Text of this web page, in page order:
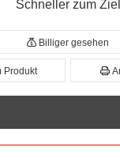
Schneller zum Ziel
Billiger gesehen
Produkt